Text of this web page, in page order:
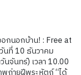
กนอกบ้าน! : Free at
นที่ 10 ธันวาคม
จันทร์) เวลา 10.00